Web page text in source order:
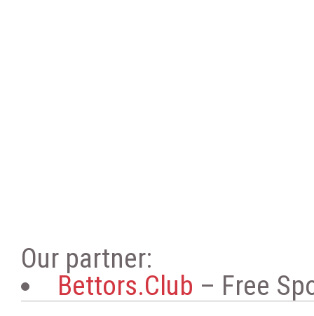
Our partner:
Bettors.Club – Free